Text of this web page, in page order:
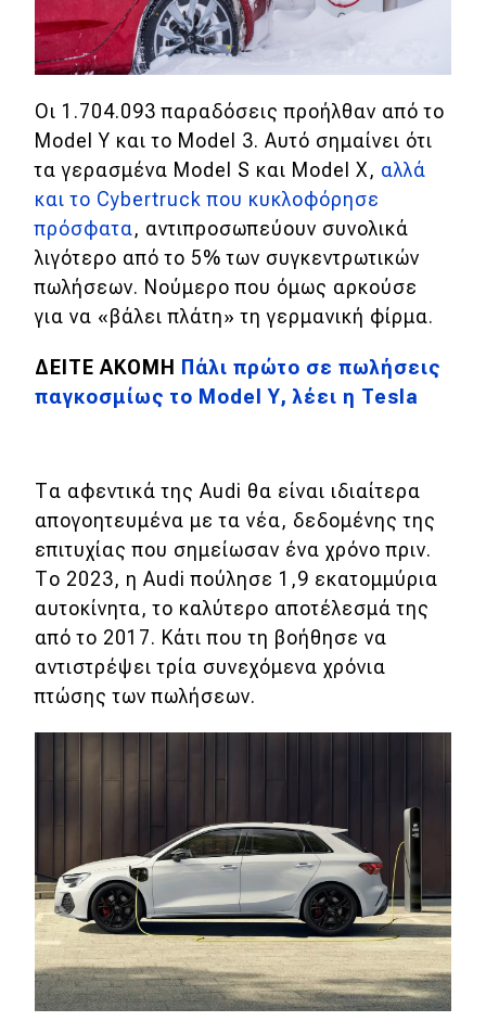
DRIVE Away
MOTO
Μεταχειρισμένο
Οδηγός αγοράς
Συμβουλές
Χρηστικά
Συμβουλές
eDRIVE
DRIVE USED
Οι 1.704.093 παραδόσεις προήλθαν από το
Model Y και το Model 3. Αυτό σημαίνει ότι
τα γερασμένα Model S και Model X, αλλά
και το Cybertruck που κυκλοφόρησε
πρόσφατα, αντιπροσωπεύουν συνολικά
λιγότερο από το 5% των συγκεντρωτικών
πωλήσεων. Νούμερο που όμως αρκούσε
για να «βάλει πλάτη» τη γερμανική φίρμα.
ΔΕΙΤΕ ΑΚΟΜΗ
Πάλι πρώτο σε πωλήσεις
παγκοσμίως το Model Y, λέει η Tesla
Τα αφεντικά της Audi θα είναι ιδιαίτερα
απογοητευμένα με τα νέα, δεδομένης της
επιτυχίας που σημείωσαν ένα χρόνο πριν.
Το 2023, η Audi πούλησε 1,9 εκατομμύρια
αυτοκίνητα, το καλύτερο αποτέλεσμά της
από το 2017. Κάτι που τη βοήθησε να
αντιστρέψει τρία συνεχόμενα χρόνια
πτώσης των πωλήσεων.